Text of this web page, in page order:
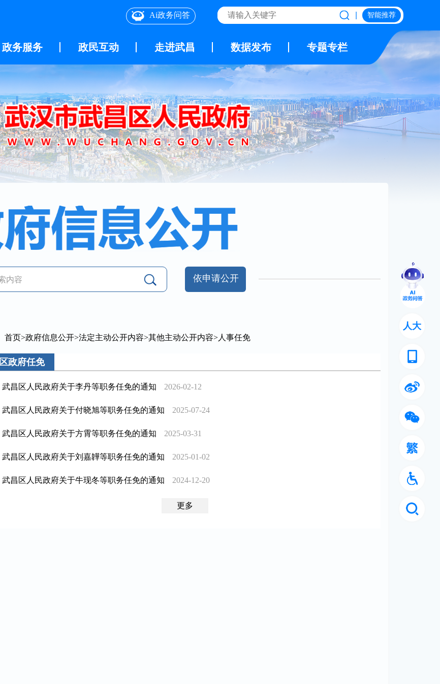
Ai政务问答 智能推荐
政务服务 政民互动 走进武昌 数据发布 专题专栏
依申请公开
首页>政府信息公开>法定主动公开内容>其他主动公开内容>人事任免
区政府任免
武昌区人民政府关于李丹等职务任免的通知 2026-02-12
武昌区人民政府关于付晓旭等职务任免的通知 2025-07-24
武昌区人民政府关于方霄等职务任免的通知 2025-03-31
武昌区人民政府关于刘嘉韡等职务任免的通知 2025-01-02
武昌区人民政府关于牛现冬等职务任免的通知 2024-12-20
更多
人大